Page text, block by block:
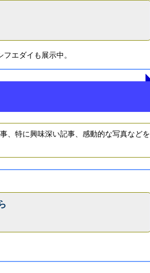
エダイも展示中。
、特に興味深い記事、感動的な写真などを